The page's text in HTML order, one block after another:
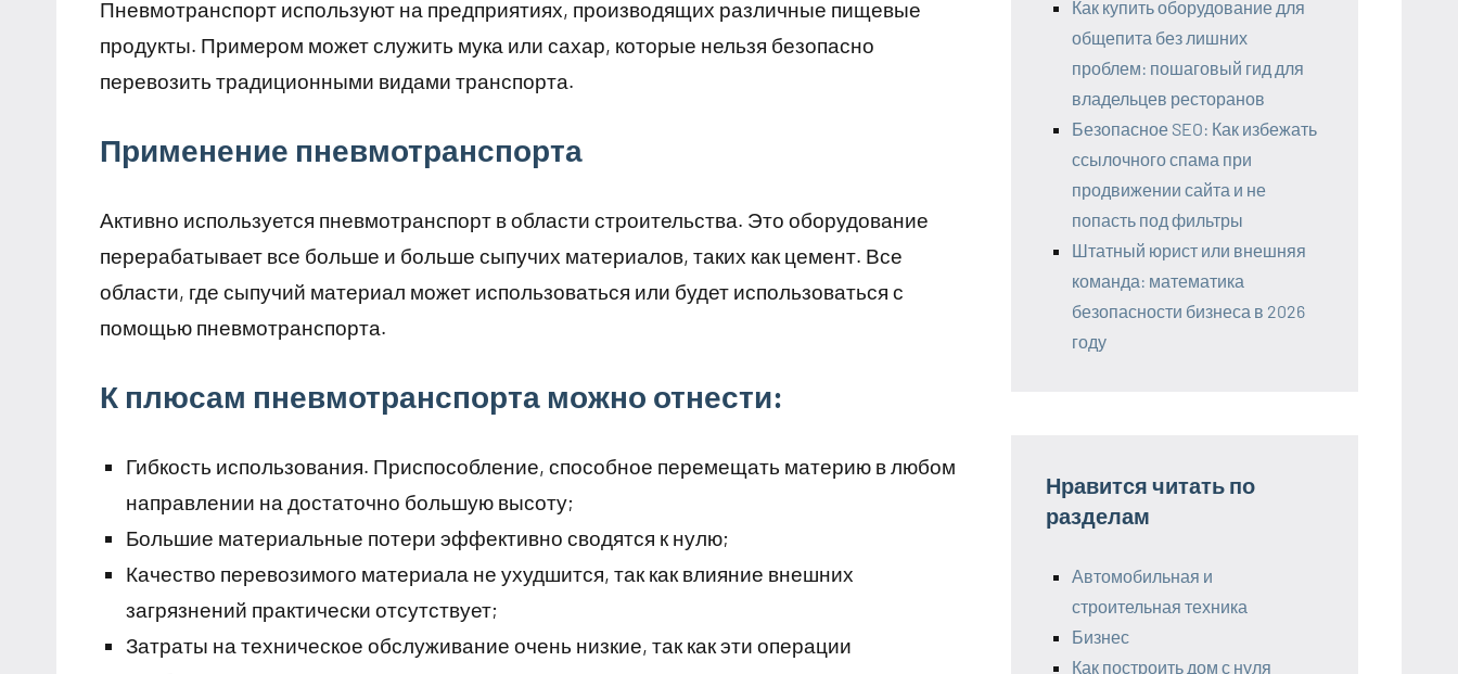
Пневмотранспорт используют на предприятиях, производящих различные пищевые
продукты. Примером может служить мука или сахар, которые нельзя безопасно
перевозить традиционными видами транспорта.
Применение пневмотранспорта
Активно используется пневмотранспорт в области строительства. Это оборудование
перерабатывает все больше и больше сыпучих материалов, таких как цемент. Все
области, где сыпучий материал может использоваться или будет использоваться с
помощью пневмотранспорта.
К плюсам пневмотранспорта можно отнести:
Гибкость использования. Приспособление, способное перемещать материю в любом
направлении на достаточно большую высоту;
Большие материальные потери эффективно сводятся к нулю;
Качество перевозимого материала не ухудшится, так как влияние внешних
загрязнений практически отсутствует;
Затраты на техническое обслуживание очень низкие, так как эти операции
Как купить оборудование для
общепита без лишних
проблем: пошаговый гид для
владельцев ресторанов
Безопасное SEO: Как избежать
ссылочного спама при
продвижении сайта и не
попасть под фильтры
Штатный юрист или внешняя
команда: математика
безопасности бизнеса в 2026
году
Нравится читать по
разделам
Автомобильная и
строительная техника
Бизнес
Как построить дом с нуля